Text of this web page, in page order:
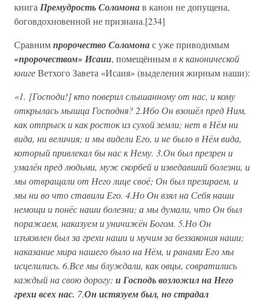
книга Премудрость Соломонав канон не допущена,
боговдохновенной не признана.[234]
Сравнимпророчество Соломонас уже приводимым
«пророчеством» Исаии, помещённымв к канонической
книгеВетхого Завета «Исаия» (выделения жирным наши):
«1. [Господи!] кто поверил слышанному от нас, и кому
открылась мышца Господня? 2.Ибо Он взошёл пред Ним,
как отпрыск и как росток из сухой земли; нет в Нём ни
вида, ни величия; и мы видели Его, и не было в Нём вида,
который привлекал бы нас к Нему. 3.Он был презрен и
умалён пред людьми, муж скорбей и изведавший болезни, и
мы отвращали от Него лице своё; Он был презираем, и
мы ни во что ставили Его. 4.Но Он взял на Себя наши
немощи и понёс наши болезни; а мы думали, что Он был
поражаем, наказуем и уничижён Богом. 5.Но Он
изъязвлен был за грехи наши и мучим за беззакония наши;
наказание мира нашего было на Нём, и ранами Его мы
исцелились. 6.Все мы блуждали, как овцы, совратились
каждый на свою дорогу: и Господь возложил на Него
грехи всех нас. 7.Он истязуем был, но страдал